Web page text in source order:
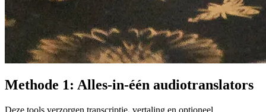
Methode 1: Alles-in-één audiotranslators